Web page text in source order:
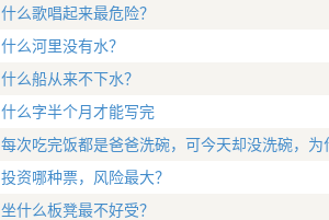
什么歌唱起来最危险？
什么河里没有水？
什么船从来不下水？
什么字半个月才能写完
每次吃完饭都是爸爸洗碗，可今天却没洗碗，为
投资哪种票，风险最大？
坐什么板凳最不好受？